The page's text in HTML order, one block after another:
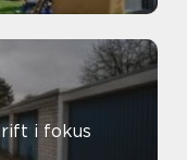
i fokus